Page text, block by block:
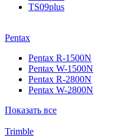
TS09plus
Pentax
Pentax R-1500N
Pentax W-1500N
Pentax R-2800N
Pentax W-2800N
Показать все
Trimble